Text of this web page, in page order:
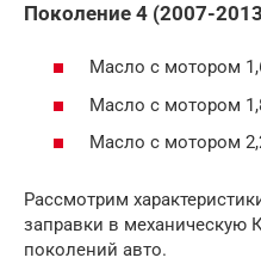
Поколение 4 (2007-
Масло с мотором
Масло с мотором
Масло с мотором
Рассмотрим
заправки в механическую
поколений авто.